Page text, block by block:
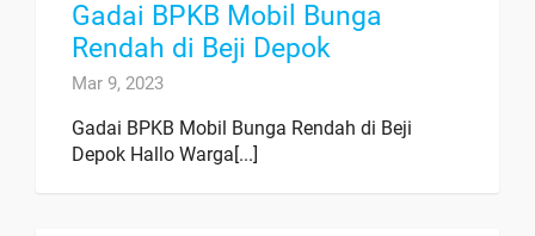
Gadai BPKB Mobil Bunga
Rendah di Beji Depok
Mar 9, 2023
Gadai BPKB Mobil Bunga Rendah di Beji
Depok Hallo Warga[...]